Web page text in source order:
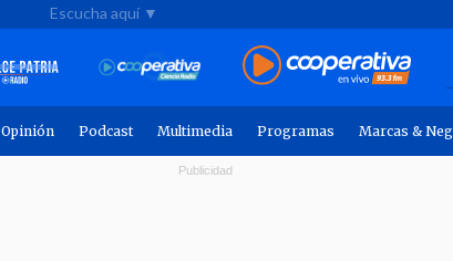
Escucha aquí ▼
Opinión Podcast Multimedia Programas Marcas &